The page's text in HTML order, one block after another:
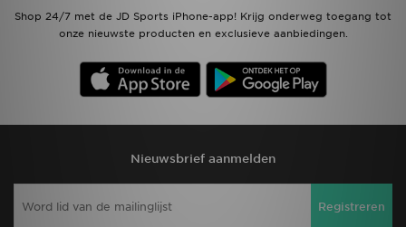
Shop 24/7 met de JD Sports iPhone-app! Krijg onderweg toegang tot
onze nieuwste producten en exclusieve aanbiedingen.
Nieuwsbrief aanmelden
Registreren